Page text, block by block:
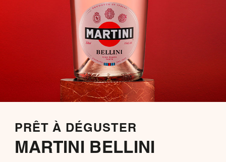
PRÊT À DÉGUSTER
MARTINI BELLINI